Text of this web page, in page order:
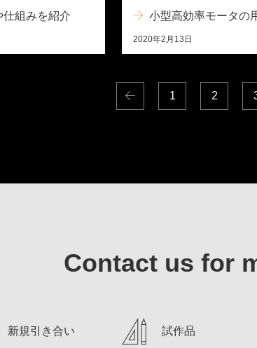
組みを紹介 小型高効率モータの
2020年2月13日
1 2
Contact us for
新規引き合い 試作品